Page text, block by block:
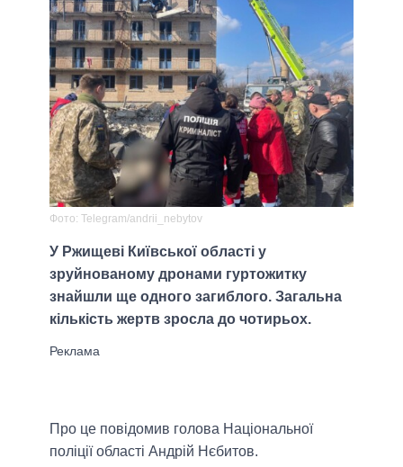
Фото: Telegram/andrii_nebytov
У Ржищеві Київської області у
зруйнованому дронами гуртожитку
знайшли ще одного загиблого. Загальна
кількість жертв зросла до чотирьох.
Про це повідомив голова Національної
поліції області Андрій Нєбитов.